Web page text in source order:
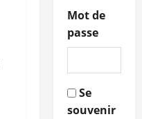
Mot de
passe
Se
souvenir